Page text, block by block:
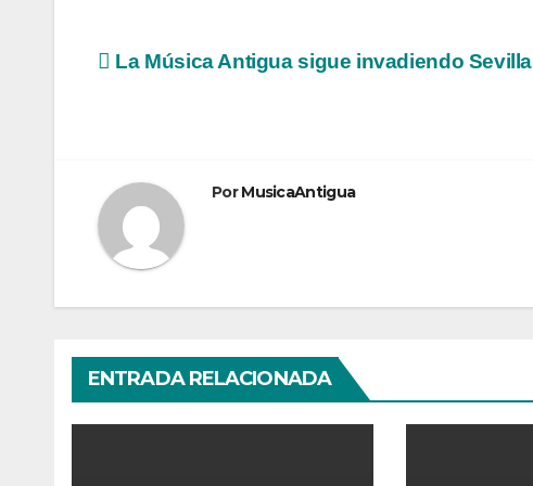
Navegación
La Música Antigua sigue invadiendo Sevilla
PorMusicaAntigua
ENTRADA RELACIONADA